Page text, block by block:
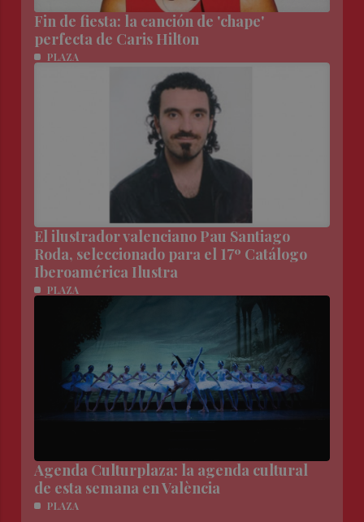
Fin de fiesta: la canción de 'chape'
perfecta de Caris Hilton
PLAZA
El ilustrador valenciano Pau Santiago
Roda, seleccionado para el 17º Catálogo
Iberoamérica Ilustra
PLAZA
Agenda Culturplaza: la agenda cultural
de esta semana en València
PLAZA